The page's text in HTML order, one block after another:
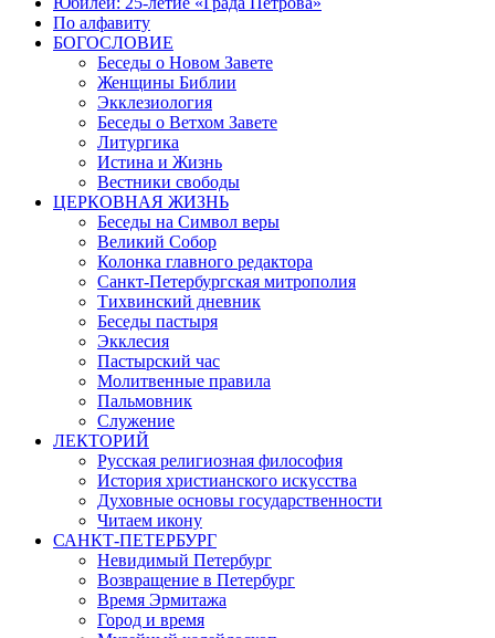
По алфавиту
БОГОСЛОВИЕ
Беседы о Новом Завете
Женщины Библии
Экклезиология
Беседы о Ветхом Завете
Литургика
Истина и Жизнь
Вестники свободы
ЦЕРКОВНАЯ ЖИЗНЬ
Беседы на Символ веры
Великий Собор
Колонка главного редактора
Санкт-Петербургская митрополия
Тихвинский дневник
Беседы пастыря
Экклесия
Пастырский час
Молитвенные правила
Пальмовник
Служение
ЛЕКТОРИЙ
Русская религиозная философия
История христианского искусства
Духовные основы государственности
Читаем икону
САНКТ-ПЕТЕРБУРГ
Невидимый Петербург
Возвращение в Петербург
Время Эрмитажа
Город и время